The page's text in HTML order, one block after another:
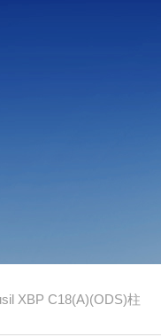
XBP C18(A)(ODS)柱